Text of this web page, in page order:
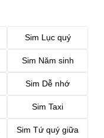
Sim Lục quý
Sim Năm sinh
Sim Dễ nhớ
Sim Taxi
Sim Tứ quý giữa